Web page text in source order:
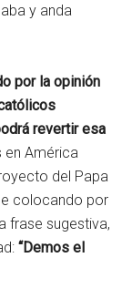
y anda
por la opinión
revertir esa
en América
del Papa
colocando por
frase sugestiva,
“Demos el